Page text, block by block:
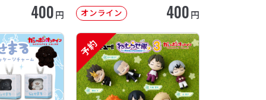
400円 オンライン 400円
予約